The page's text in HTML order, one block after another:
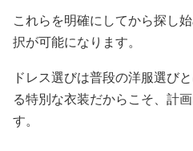
これらを明確にしてから探し
択が可能になります。
ドレス選びは普段の洋服選び
る特別な衣装だからこそ、計
す。